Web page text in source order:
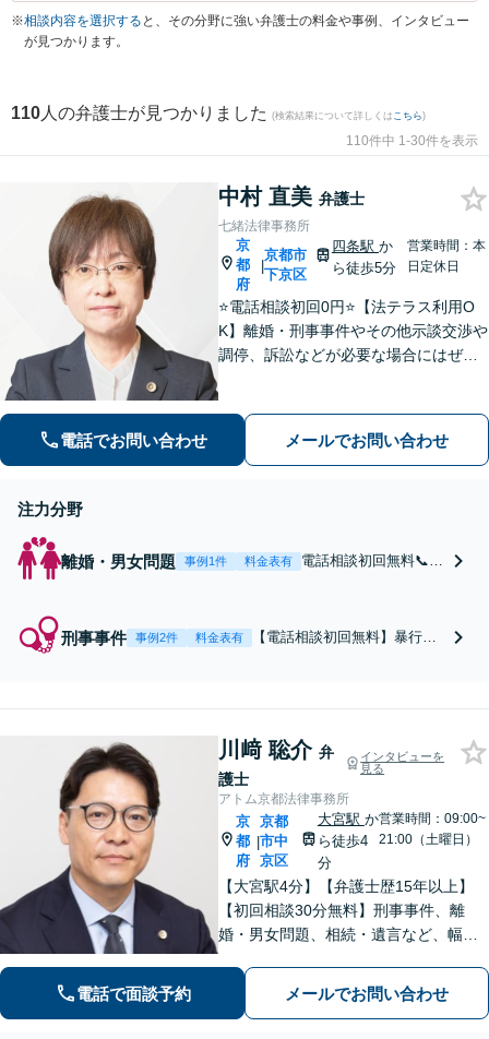
マホの場合は画面下部の【検索条件を変更する】から、相談分野やエリア、料
金表、解決事例など条件を絞り込み検索できます。相談内容としては、次のよ
うな悩みやニーズをもった方が弁護士へ面談予約や弁護士費用の見積依頼をす
護士を探したい』、『テレビで報道された欠陥マンションに住んでおり、デベ
ロッパーに訴訟を検討している。弁護士に相談したい』、『ネットオークショ
ンで落札し代金を振り込みましたが、商品が届かず、相手と連絡もつかないの
※相談内容を選択する と、その分野に強い弁護士の料金や事例、インタビュー
が見つかります。
110 人の弁護士が見つかりました (検索結果について詳しくは こちら)
110件中 1-30件を表示
中村 直美 弁護士
七緒法律事務所
京
都
府
|
京都市
下京区
四条駅 か
ら徒歩5分
営業時間：本
日定休日
⭐️電話相談初回0円⭐️【法テラス利用O
K】離婚・刑事事件やその他示談交渉や
調停、訴訟などが必要な場合にはぜひ
であることを心がけています【弁護士
歴15年以上】【四条烏丸5分】
電話でお問い合わせ メールでお問い合わせ
注力分野
離婚・男女問題 事例1件 料金表有
電話相談初回無料📞
流など。依頼者さまに
寄り添い、弁護士が一
居前のご相談可！トラ
ブルへ発展しないよう
離婚時の取り決めもア
ドバイス。まずはお電
話を【四条烏丸5分】
刑事事件 事例2件 料金表有
【電話相談初回無料】暴行、
尽力します。ご家族の心情に
も配慮し、小まめな報連相も
実施。加害者の立ち直り支援
も注力しています【四条烏丸5
分】
川﨑 聡介 弁
護士
インタビューを
見る
アトム京都法律事務所
京
都
府
|
京都
市中
京区
大宮駅 か
ら徒歩4
分
営業時間：09:00~
21:00（土曜日）
【大宮駅4分】【弁護士歴15年以上】
【初回相談30分無料】刑事事件、離
婚・男女問題、相続・遺言など、幅広
る状況やご希望を丁寧にヒアリング
し、依頼者さまにとって最善の答えを
電話で面談予約 メールでお問い合わせ